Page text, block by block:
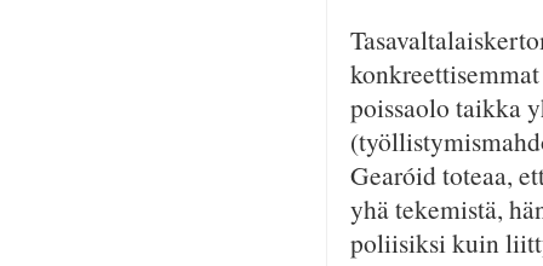
poissaolo taikka
Gearóid toteaa,
yhä tekemistä,
poliisiksi kuin